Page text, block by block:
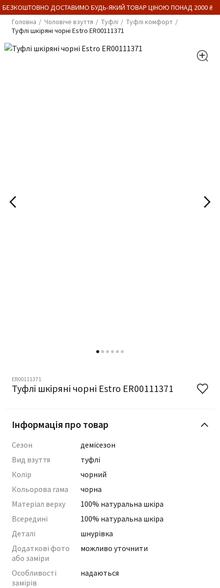
ДОСТАВИМО БУДЬ-ЯКИЙ ТОВАР ЦІНОЮ ПОНАД 2000 ₴
Головна
Чоловіче взуття Туфлі
Туфлі комфорт
Туфлі шкіряні чорні Estro ER00111371
ER00111371
Туфлі шкіряні чорні Estro ER00111371
Інформація про товар
Сезон
демісезон
Вид взуття
туфлі
Колір
чорний
Кольорова гама
чорна
Матеріал верху
100% натуральна шкіра
Всередині
100% натуральна шкіра
Деталі
шнурівка
Додаткові фото
або заміри
можливо уточнити
Особливості
замірів
надаються